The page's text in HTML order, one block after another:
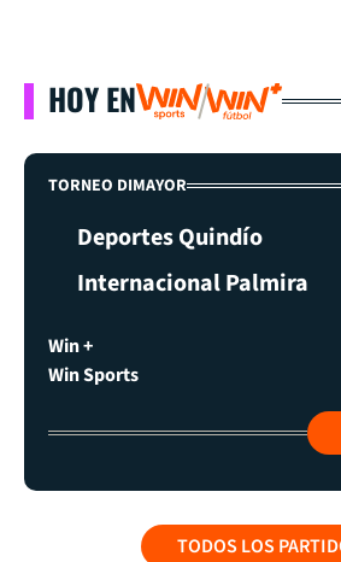
HOY EN
TORNEO DIMAYOR
Deportes Quindío
Internacional Palmira
Win +
Win Sports
TODOS LOS